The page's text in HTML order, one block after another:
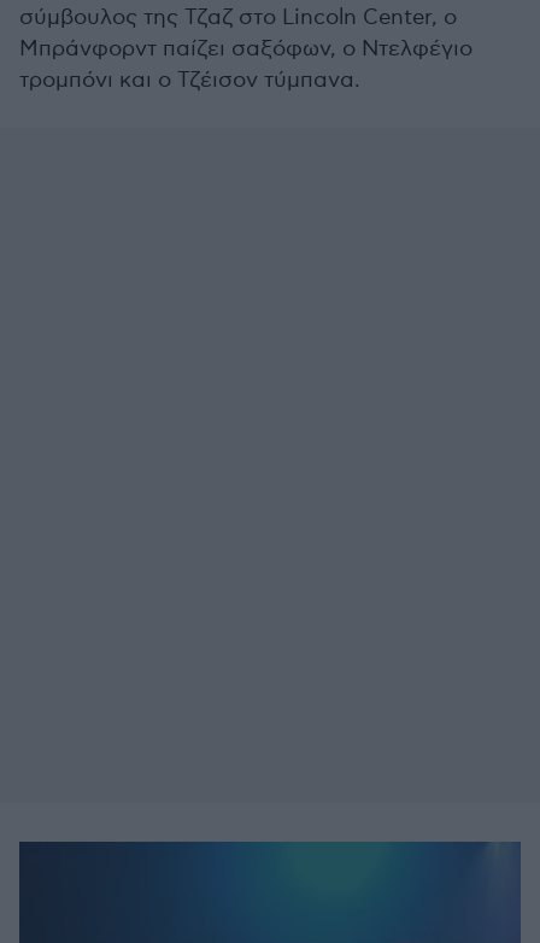
σύμβουλος της Τζαζ στο Lincoln Center, ο
Μπράνφορντ παίζει σαξόφων, ο Ντελφέγιο
τρομπόνι και ο Τζέισον τύμπανα.